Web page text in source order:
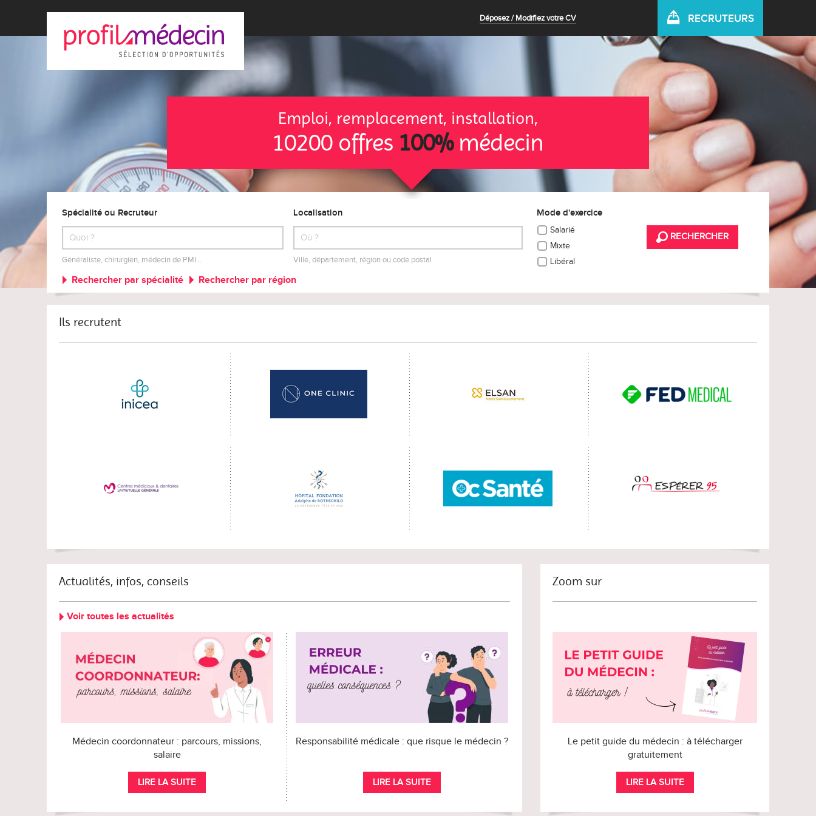
Déposez / Modifiez votre CV RECRUTEURS
Emploi, remplacement, installation,
10200 offres 100%médecin
Spécialité ou Recruteur
Généraliste, chirurgien, médecin de PMI…
Localisation
Ville, département, région ou code postal
Mode d'exercice
Salarié
Mixte
Libéral
RECHERCHER
Rechercher par spécialité Rechercher par région
Ils recrutent
Actualités, infos, conseils
Voir toutes les actualités
Médecin coordonnateur : parcours, missions,
salaire
LIRE LA SUITE
Responsabilité médicale : que risque le médecin ?
LIRE LA SUITE
Zoom sur
Le petit guide du médecin : à télécharger
gratuitement
LIRE LA SUITE